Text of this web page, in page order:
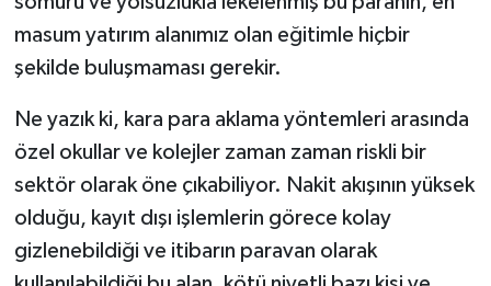
masum yatırım alanımız olan eğitimle hiçbir
şekilde buluşmaması gerekir.
Ne yazık ki, kara para aklama yöntemleri arasında
özel okullar ve kolejler zaman zaman riskli bir
sektör olarak öne çıkabiliyor. Nakit akışının yüksek
olduğu, kayıt dışı işlemlerin görece kolay
gizlenebildiği ve itibarın paravan olarak